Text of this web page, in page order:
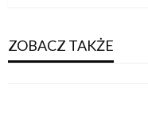
ZOBACZ TAKŻE